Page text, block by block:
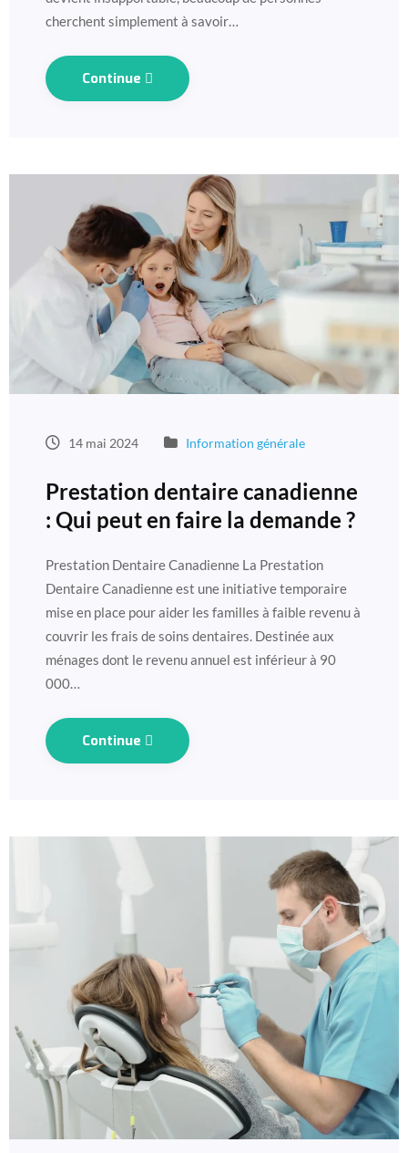
cherchent simplement à savoir…
Continue
14 mai 2024 Information générale
Prestation dentaire canadienne
: Qui peut en faire la demande ?
Prestation Dentaire Canadienne La Prestation
Dentaire Canadienne est une initiative temporaire
mise en place pour aider les familles à faible revenu à
couvrir les frais de soins dentaires. Destinée aux
ménages dont le revenu annuel est inférieur à 90
000…
Continue